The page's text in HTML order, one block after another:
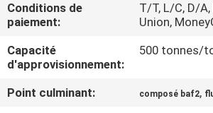
CONTRÔLE
DE
LA
QUALITÉ
Conditions de
paiement:
T/T, L/C, D/
Union,
Capacité
d'approvisionnement:
500 tonnes/
Point culminant: composé baf2,